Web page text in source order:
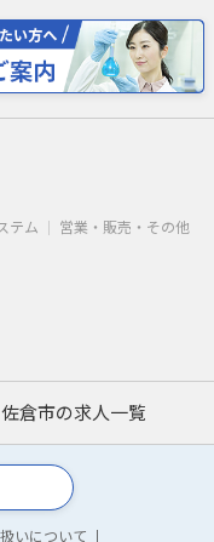
テム 営業・販売・その他
佐倉市の求人一覧
いについて